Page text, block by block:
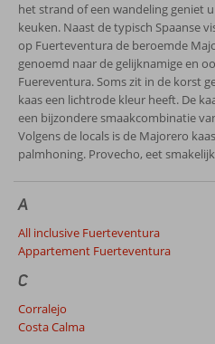
het strand of een wandeling geniet
keuken. Naast de typisch Spaanse
op Fuerteventura de beroemde
genoemd naar de gelijknamige en
Fuereventura. Soms zit in de korst
kaas een lichtrode kleur heeft. De
een bijzondere smaakcombinatie
Volgens de locals is de Majorero
palmhoning. Provecho, eet
A
All inclusive Fuerteventura
Appartement Fuerteventura
C
Corralejo
Costa Calma